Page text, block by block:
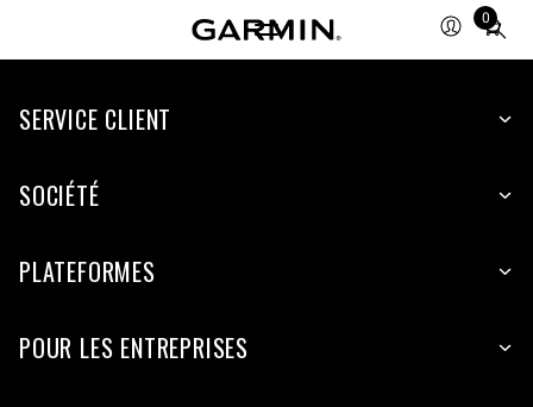
0
Total
items
cart:
SERVICE CLIENT
SOCIÉTÉ
PLATEFORMES
POUR LES ENTREPRISES